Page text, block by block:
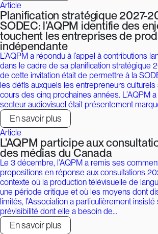
Article
Planification stratégique 2027-
SODEC: l’AQPM identifie des
touchent les entreprises de
indépendante
L’AQPM a répondu à l’appel à contributions
dans le cadre de sa planification stratégique
de cette invitation était de permettre à la
les défis auxquels les entrepreneurs
cours des cinq prochaines années. L’AQPM
secteur audiovisuel était présentement
En savoir plus
Article
L’AQPM participe aux
des médias du Canada
Le 3 décembre, l’AQPM a remis ses
propositions en réponse aux consultations
contexte où la production télévisuelle de
une période critique et où les moyens dont
limités, l’Association a particulièrement
prévisibilité dont elle a besoin de…
En savoir plus